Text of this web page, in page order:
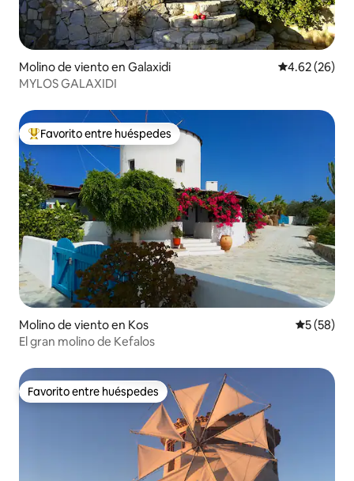
Molino de viento en Galaxidi Calificación
4.62 (26)
MYLOS GALAXIDI
Favorito entre huéspedes preferido
Favorito entre huéspedes
Molino de viento en Kos
5 (58)
El gran molino de Kefalos
Favorito entre huéspedes
Favorito entre huéspedes